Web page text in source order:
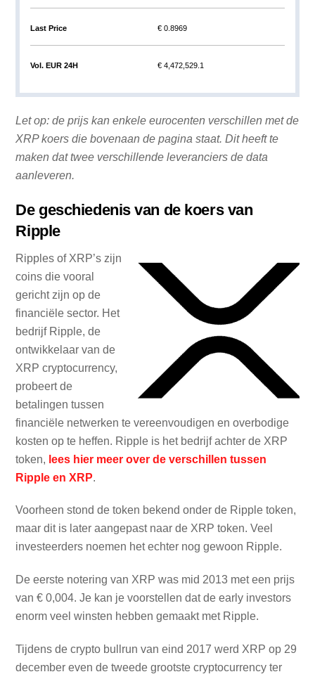
Last Price € 0.8969
Vol. EUR 24H € 4,472,529.1
Let op: de prijs kan enkele eurocenten verschillen met de
XRP koers die bovenaan de pagina staat. Dit heeft te
maken dat twee verschillende leveranciers de data
aanleveren.
De geschiedenis van de koers van
Ripple
Ripples of XRP’s zijn
coins die vooral
gericht zijn op de
financiële sector. Het
bedrijf Ripple, de
ontwikkelaar van de
XRP cryptocurrency,
probeert de
betalingen tussen
financiële netwerken te vereenvoudigen en overbodige
kosten op te heffen. Ripple is het bedrijf achter de XRP
token, lees hier meer over de verschillen tussen
Ripple en XRP.
Voorheen stond de token bekend onder de Ripple token,
maar dit is later aangepast naar de XRP token. Veel
investeerders noemen het echter nog gewoon Ripple.
De eerste notering van XRP was mid 2013 met een prijs
van € 0,004. Je kan je voorstellen dat de early investors
enorm veel winsten hebben gemaakt met Ripple.
Tijdens de crypto bullrun van eind 2017 werd XRP op 29
december even de tweede grootste cryptocurrency ter